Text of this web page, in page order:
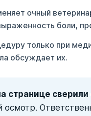
очный
боли,
только при
обсуждает их.
странице сверили
осмотр.